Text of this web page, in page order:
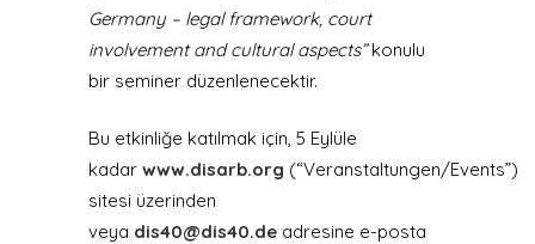
Germany – legal framework, court
involvement and cultural aspects”konulu
bir seminer düzenlenecektir.
Bu etkinliğe katılmak için, 5 Eylüle
kadar www.disarb.org (“Veranstaltungen/Events”)
sitesi üzerinden
veya dis40@dis40.de adresine e-posta